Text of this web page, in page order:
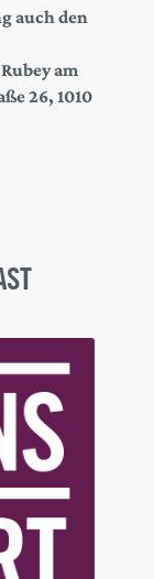
auch den
am
26, 1010